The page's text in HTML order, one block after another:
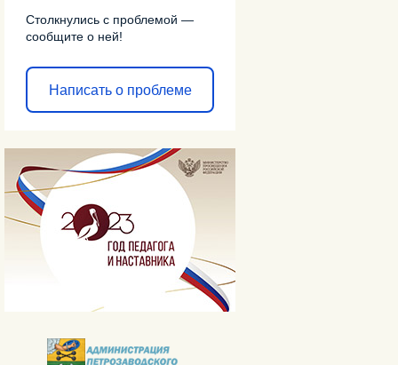
Столкнулись с проблемой —
сообщите о ней!
Написать о проблеме